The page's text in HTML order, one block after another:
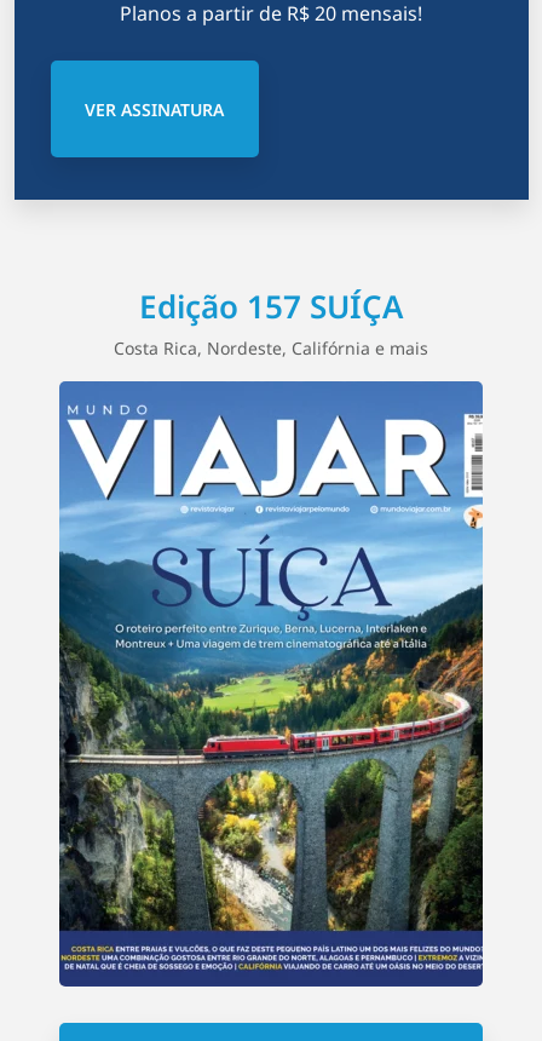
Planos a partir de R$ 20 mensais!
VER ASSINATURA
Edição 157 SUÍÇA
Costa Rica, Nordeste, Califórnia e mais